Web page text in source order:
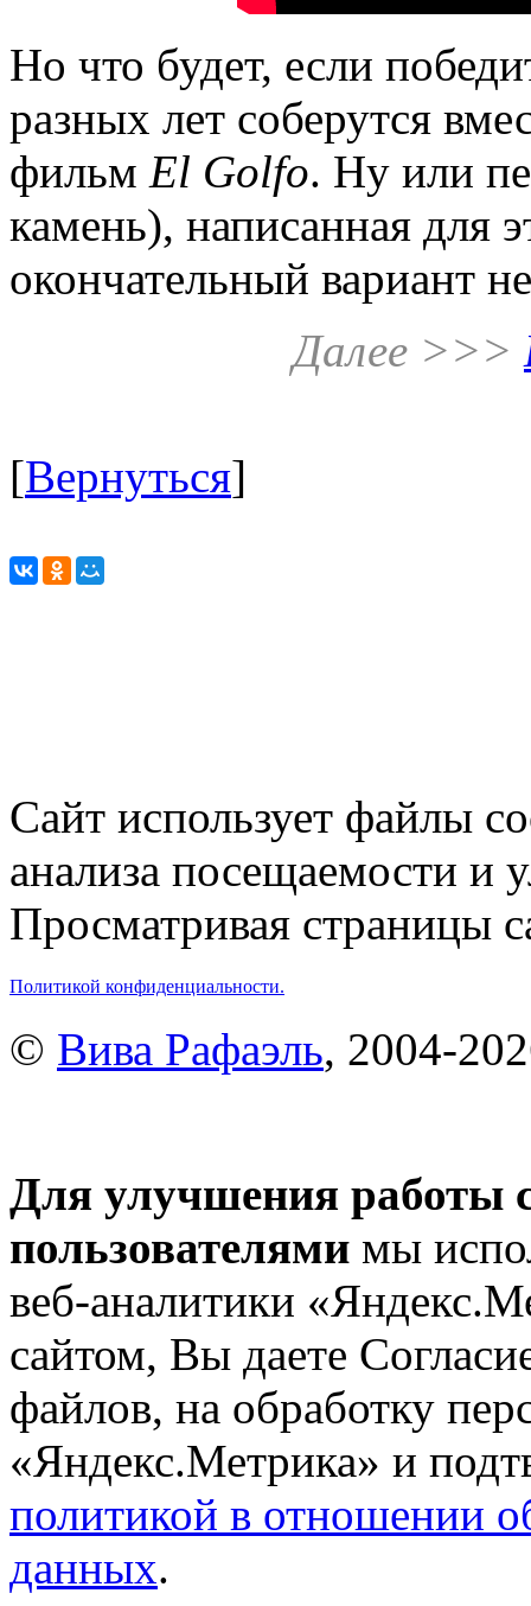
Но что будет, если
разных лет соберутся
фильм El Golfo. Ну или
камень), написанная для
окончательный вариант
Далее >>>
[Вернуться]
Сайт использует файлы
анализа посещаемости и
Просматривая страницы
Политикой конфиденциальности.
© Вива Рафаэль, 2004-
Для улучшения работы
пользователями мы
веб-аналитики
сайтом, Вы даете
файлов, на обработку
«Яндекс.Метрика» и
политикой в отношении
данных.